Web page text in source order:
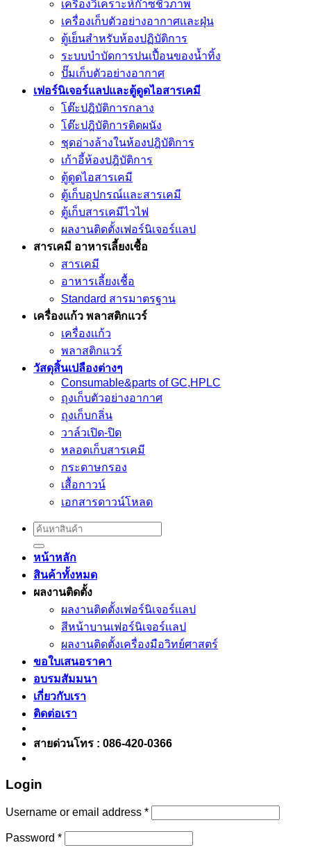
เครื่องวิเคราะห์ก๊าซชีวภาพ
เครื่องเก็บตัวอย่างอากาศเเละฝุ่น
ตู้เย็นสำหรับห้องปฏิบัติการ
ระบบบำบัดการปนเปื้อนของน้ำทิ้ง
ปั๊มเก็บตัวอย่างอากาศ
เฟอร์นิเจอร์แลปและตู้ดูดไอสารเคมี
โต๊ะปฎิบัติการกลาง
โต๊ะปฎิบัติการติดผนัง
ชุดอ่างล้างในห้องปฎิบัติการ
เก้าอี้ห้องปฎิบัติการ
ตู้ดูดไอสารเคมี
ตู้เก็บอุปกรณ์เเละสารเคมี
ตู้เก็บสารเคมีไวไฟ
ผลงานติดตั้งเฟอร์นิเจอร์เเลป
สารเคมี อาหารเลี้ยงเชื้อ
สารเคมี
อาหารเลี้ยงเชื้อ
Standard สารมาตรฐาน
เครื่องเเก้ว พลาสติกแวร์
เครื่องเเก้ว
พลาสติกแวร์
วัสดุสิ้นเปลืองต่างๆ
Consumable&parts of GC,HPLC
ถุงเก็บตัวอย่างอากาศ
ถุงเก็บกลิ่น
วาล์วเปิด-ปิด
หลอดเก็บสารเคมี
กระดาษกรอง
เสื้อกาวน์
เอกสารดาวน์โหลด
Search
for:
หน้าหลัก
สินค้าทั้งหมด
ผลงานติดตั้ง
ผลงานติดตั้งเฟอร์นิเจอร์เเลป
สีหน้าบานเฟอร์นิเจอร์เเลป
ผลงานติดตั้งเครื่องมือวิทย์ศาสตร์
ขอใบเสนอราคา
อบรมสัมมนา
เกี่ยวกับเรา
ติดต่อเรา
สายด่วนโทร : 086-420-0366
Login
Username or email address *
Password *